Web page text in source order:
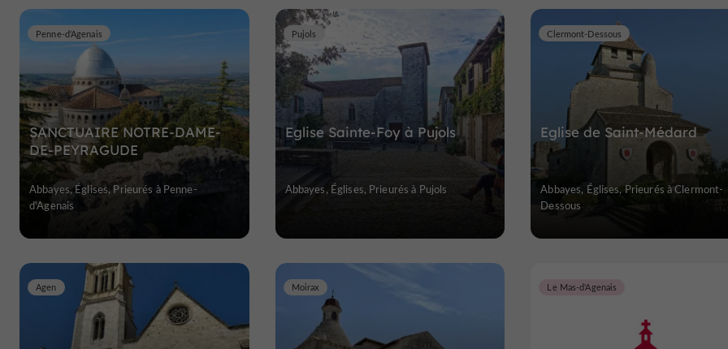
SANCTUAIRE NOTRE-DAME-
DE-PEYRAGUDE
Penne-d'Agenais
Abbayes, Églises, Prieurés à Penne-
d'Agenais
Eglise Sainte-Foy à Pujols
Pujols
Abbayes, Églises, Prieurés à Pujols
Eglise de Saint-Médard
Clermont-Dessous
Abbayes, Églises, Prieurés à Clermont-
Dessous
Agen Moirax Le Mas-d'Agenais